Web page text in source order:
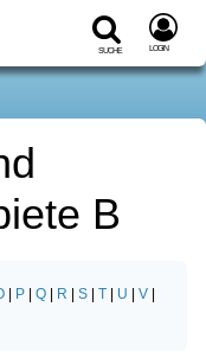
Suche Login
B
P Q R S T U V